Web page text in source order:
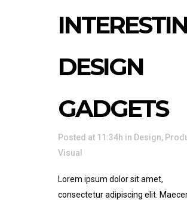
DESIGN
GADGETS
Posted at 11:34h in Design,
Visual
Lorem ipsum dolor sit amet,
consectetur adipiscing elit.